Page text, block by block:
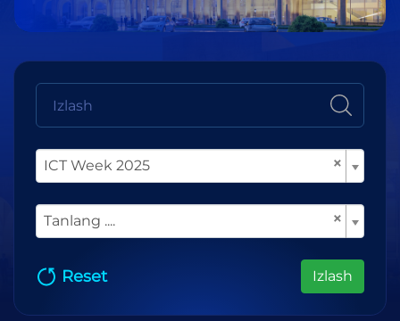
×
ICT Week 2025
×
Tanlang ....
Reset Izlash